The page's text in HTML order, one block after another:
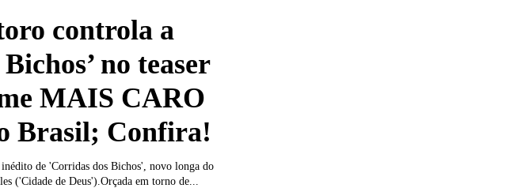
controla a
no teaser
MAIS CARO
Brasil; Confira!
de 'Corridas dos Bichos', novo longa do
('Cidade de Deus').Orçada em torno de...